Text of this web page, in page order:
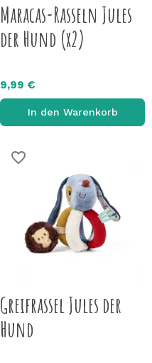
Maracas-Rasseln Jules
der Hund (x2)
9,99 €
In den Warenkorb
favorite_border
Greifrassel Jules der
Hund